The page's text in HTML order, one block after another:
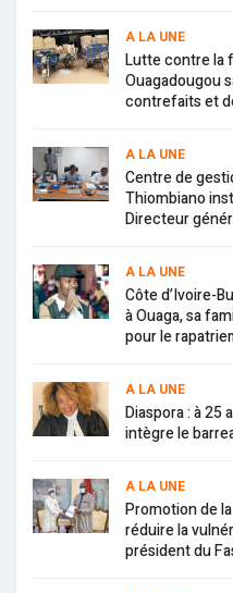
A LA UNE
Lutte contre la
Ouagadougou
contrefaits et
A LA UNE
Centre de
Thiombiano
Directeur
A LA UNE
Côte d’Ivoire-
à Ouaga, sa
pour le
A LA UNE
Diaspora : à 25
intègre le
A LA UNE
Promotion de
réduire la
président du